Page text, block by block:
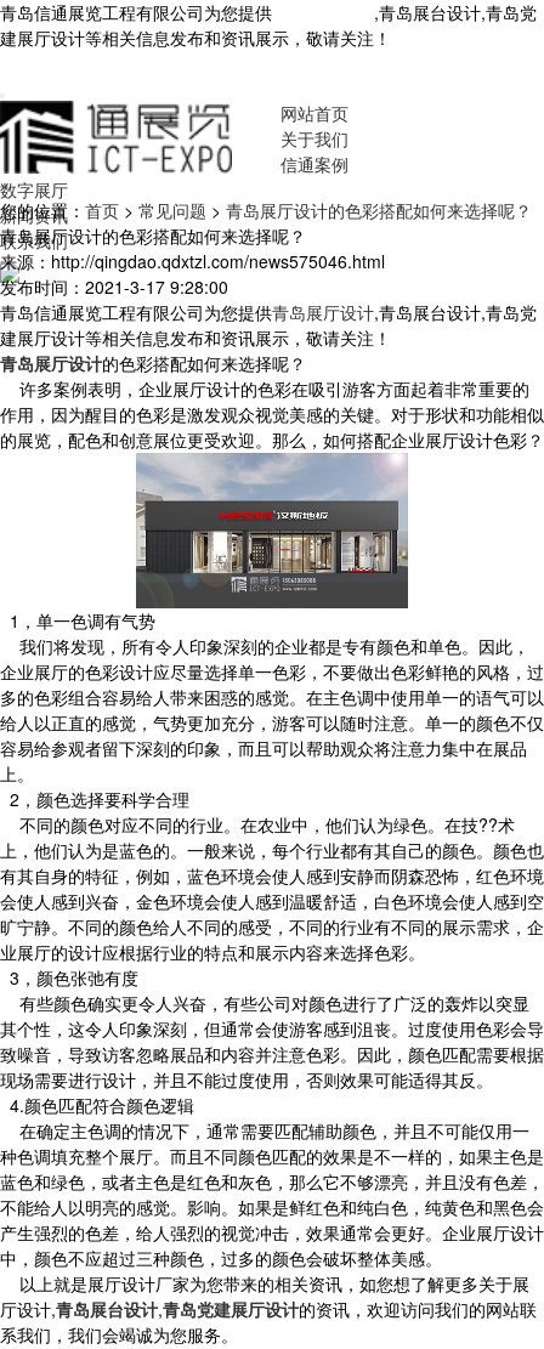
青岛信通展览工程有限公司为您提供
,青岛展台设计,青岛党
建展厅设计等相关信息发布和资讯展示，敬请关注！
网站首页
关于我们
信通案例
数字展厅
新闻资讯
联系我们
您的位置： 首页 > 常见问题 > 青岛展厅设计的色彩搭配如何来选择呢？
青岛展厅设计的色彩搭配如何来选择呢？
来源：http://qingdao.qdxtzl.com/news575046.html
发布时间：2021-3-17 9:28:00
青岛信通展览工程有限公司为您提供青岛展厅设计,青岛展台设计,青岛党
建展厅设计等相关信息发布和资讯展示，敬请关注！
青岛展厅设计的色彩搭配如何来选择呢？
许多案例表明，企业展厅设计的色彩在吸引游客方面起着非常重要的
作用，因为醒目的色彩是激发观众视觉美感的关键。对于形状和功能相似
的展览，配色和创意展位更受欢迎。那么，如何搭配企业展厅设计色彩？
1，单一色调有气势
我们将发现，所有令人印象深刻的企业都是专有颜色和单色。因此，
企业展厅的色彩设计应尽量选择单一色彩，不要做出色彩鲜艳的风格，过
多的色彩组合容易给人带来困惑的感觉。在主色调中使用单一的语气可以
给人以正直的感觉，气势更加充分，游客可以随时注意。单一的颜色不仅
容易给参观者留下深刻的印象，而且可以帮助观众将注意力集中在展品
上。
2，颜色选择要科学合理
不同的颜色对应不同的行业。在农业中，他们认为绿色。在技??术
上，他们认为是蓝色的。一般来说，每个行业都有其自己的颜色。颜色也
有其自身的特征，例如，蓝色环境会使人感到安静而阴森恐怖，红色环境
会使人感到兴奋，金色环境会使人感到温暖舒适，白色环境会使人感到空
旷宁静。不同的颜色给人不同的感受，不同的行业有不同的展示需求，企
业展厅的设计应根据行业的特点和展示内容来选择色彩。
3，颜色张弛有度
有些颜色确实更令人兴奋，有些公司对颜色进行了广泛的轰炸以突显
其个性，这令人印象深刻，但通常会使游客感到沮丧。过度使用色彩会导
致噪音，导致访客忽略展品和内容并注意色彩。因此，颜色匹配需要根据
现场需要进行设计，并且不能过度使用，否则效果可能适得其反。
4.颜色匹配符合颜色逻辑
在确定主色调的情况下，通常需要匹配辅助颜色，并且不可能仅用一
种色调填充整个展厅。而且不同颜色匹配的效果是不一样的，如果主色是
蓝色和绿色，或者主色是红色和灰色，那么它不够漂亮，并且没有色差，
不能给人以明亮的感觉。影响。如果是鲜红色和纯白色，纯黄色和黑色会
产生强烈的色差，给人强烈的视觉冲击，效果通常会更好。企业展厅设计
中，颜色不应超过三种颜色，过多的颜色会破坏整体美感。
以上就是展厅设计厂家为您带来的相关资讯，如您想了解更多关于展
厅设计,青岛展台设计,青岛党建展厅设计的资讯，欢迎访问我们的网站联
系我们，我们会竭诚为您服务。